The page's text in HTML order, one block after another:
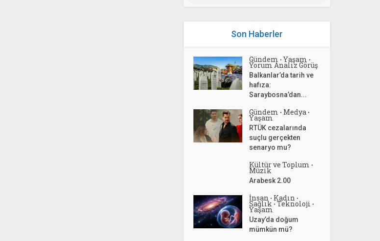
Son Haberler
Gündem • Yaşam •
Yorum Analiz Görüş
Balkanlar’da tarih ve
hafıza:
Saraybosna’dan...
Gündem • Medya •
Yaşam
RTÜK cezalarında
suçlu gerçekten
senaryo mu?
Kültür ve Toplum •
Müzik
Arabesk 2.00
İnsan • Kadın •
Sağlık • Teknoloji •
Yaşam
Uzay’da doğum
mümkün mü?